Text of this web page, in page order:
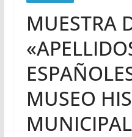
MUESTRA
MUSEO
MUNICIPAL